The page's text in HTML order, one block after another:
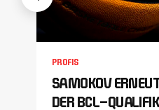
PROFIS
SAMOKOV
DER BCL-